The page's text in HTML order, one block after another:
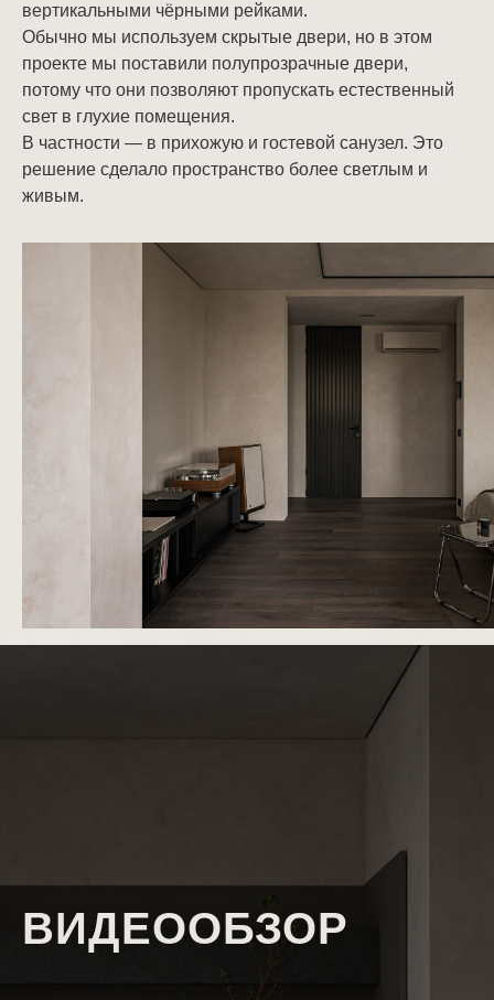
вертикальными чёрными рейками.
Обычно мы используем скрытые двери, но в этом
проекте мы поставили полупрозрачные двери,
потому что они позволяют пропускать естественный
свет в глухие помещения.
В частности — в прихожую и гостевой санузел. Это
решение сделало пространство более светлым и
живым.
ВИДЕООБЗОР